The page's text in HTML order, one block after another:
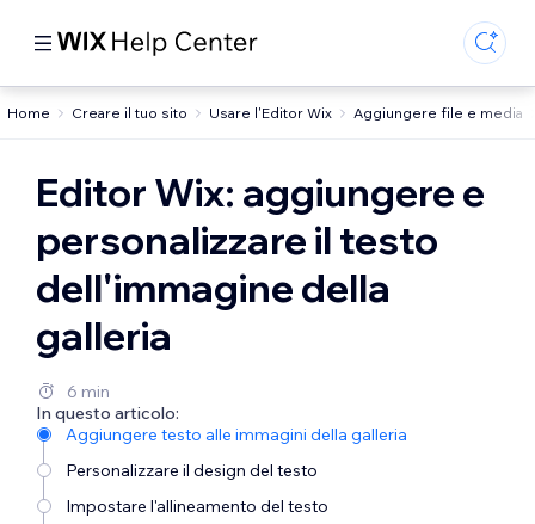
Home Creare il tuo sito Usare l'Editor Wix Aggiungere file e media
Editor Wix: aggiungere e
personalizzare il testo
dell'immagine della
galleria
6 min
In questo articolo:
Aggiungere testo alle immagini della galleria
Personalizzare il design del testo
Impostare l'allineamento del testo